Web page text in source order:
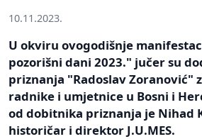
10.11.2023.
U okviru ovogodišnje
pozorišni dani 2023." jučer su
priznanja "Radoslav Zoranović"
radnike i umjetnice u Bosni i
od dobitnika priznanja je Nihad
historičar i direktor J.U.MES.